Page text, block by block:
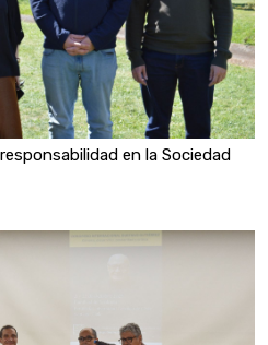
en la Sociedad